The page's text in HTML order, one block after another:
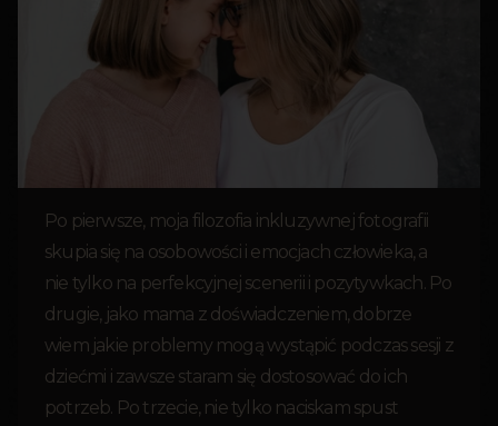
Po pierwsze, moja filozofia inkluzywnej fotografii
skupia się na osobowości i emocjach człowieka, a
nie tylko na perfekcyjnej scenerii i pozytywkach. Po
drugie, jako mama z doświadczeniem, dobrze
wiem jakie problemy mogą wystąpić podczas sesji z
dziećmi i zawsze staram się dostosować do ich
potrzeb. Po trzecie, nie tylko naciskam spust